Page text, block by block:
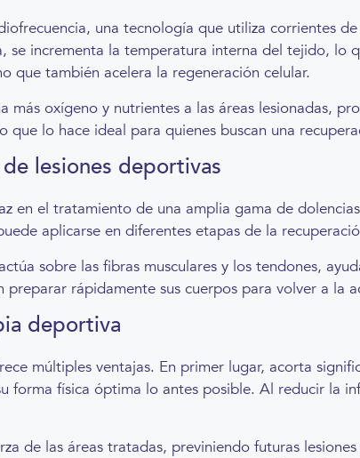
una tecnología que utiliza corrientes
incrementa la temperatura interna del tejido, lo
que también acelera la regeneración celular.
oxígeno y nutrientes a las áreas lesionadas,
lo hace ideal para quienes buscan una
lesiones deportivas
en el tratamiento de una amplia gama de
aplicarse en diferentes etapas de la
sobre las fibras musculares y los tendones,
rápidamente sus cuerpos para volver a la
deportiva
múltiples ventajas. En primer lugar, acorta
forma física óptima lo antes posible. Al reducir la
de las áreas tratadas, previniendo futuras